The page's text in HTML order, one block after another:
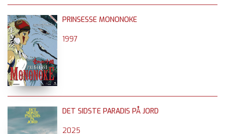
PRINSESSE MONONOKE
1997
DET SIDSTE PARADIS PÅ JORD
2025